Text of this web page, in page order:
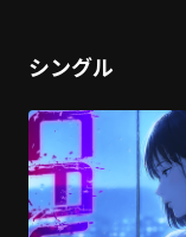
シングル